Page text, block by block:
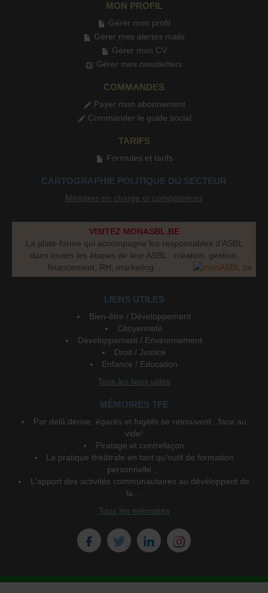
MON PROFIL
Gérer mon profil
Gérer mes alertes mails
Gérer mon CV
Gérer mes newsletters
COMMANDES
Payer mon abonnement
Commander le guide social
TARIFS
Formules et tarifs
CARTOGRAPHIE POLITIQUE DU SECTEUR
Ministres en charge et compétences
VISITEZ MONASBL.BE
La plate-forme qui accompagne les responsables d’ASBL
dans toutes les étapes de leur ASBL : création, gestion,
financement, RH, marketing...
LIENS UTILES
Bien-être / Développement
Citoyenneté
Développement / Environnement
Droit / Justice
Enfance / Education
Tous les liens utiles
MÉMOIRES TFE
Par delà dérive, égarés et fugitifs se retrouvent...face au
vide!
Piratage et contrefaçon
La pratique théâtrale en tant qu'outil de formation
personnelle ...
L'apport des activités communautaires au dévéloppent de
la ...
Tous les mémoires